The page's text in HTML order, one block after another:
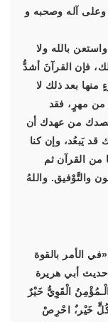
وعلى آله وصحبه و
بالله ولا
ذلك، فإن القرآنَ أشدُّ
نسيان جزءٍ منها بعد ذلك لا
من مهرٍ، فقد
قصدك من عهدك أن
قد يَبعُد، وإن كنا
من القرآن ثم
لك العون والتَّوْفيق. واللهُ
الأمر بالقوة
حديث (2664) من حديث أبي هريرة
الْقَوِيُّ خَيْرٌ
خَيْر،ٌ احْرِصْ